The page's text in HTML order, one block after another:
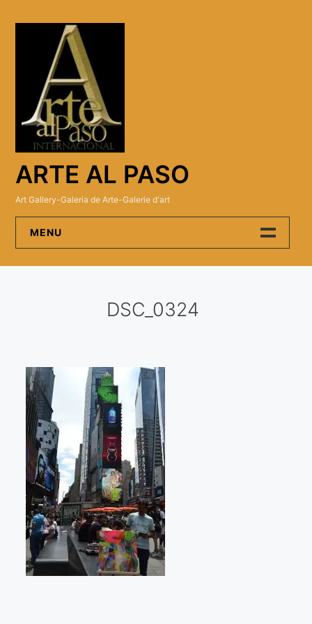
ARTE AL PASO
Art Gallery-Galeria de Arte-Galerie d'art
MENU
Visitas a los ateliers o talleres de artistas
Presse
Qué dicen de nosotros?
Aviso legal
Política de cookies
Expositions
Bruit de gommettes Paris 2025
DSC_0324